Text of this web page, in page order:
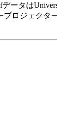
ータは
ロジェクタ